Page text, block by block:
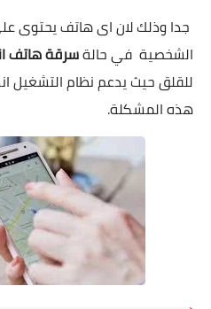
جدا وذلك لان اى هاتف يحتوى
الشخصية في حالةسرقة هاتف
للقلق حيث يدعم نظام التشغيل
هذه المشكلة.